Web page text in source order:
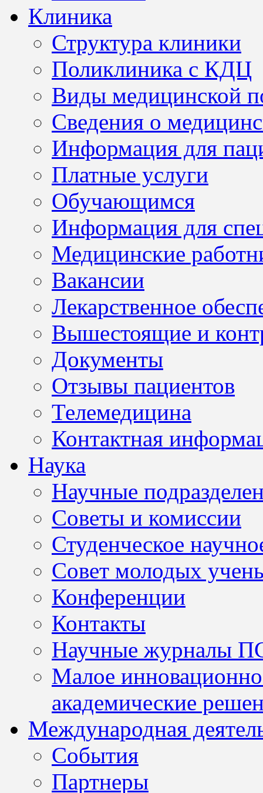
Клиника
Структура клиники
Поликлиника с КДЦ
Виды медицинской
Сведения о
Информация для
Платные услуги
Обучающимся
Информация для
Медицинские
Вакансии
Лекарственное
Вышестоящие и
Документы
Отзывы пациентов
Телемедицина
Контактная
Наука
Научные
Советы и комиссии
Студенческое
Совет молодых
Конференции
Контакты
Научные журналы
Малое
академические
Международная
События
Партнеры